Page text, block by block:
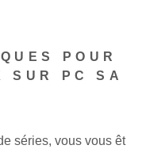
POUR
SUR PC SA
séries, vous vous êt